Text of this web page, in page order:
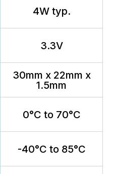
4W typ.
3.3V
30mm x 22mm x
1.5mm
0°C to 70°C
-40°C to 85°C